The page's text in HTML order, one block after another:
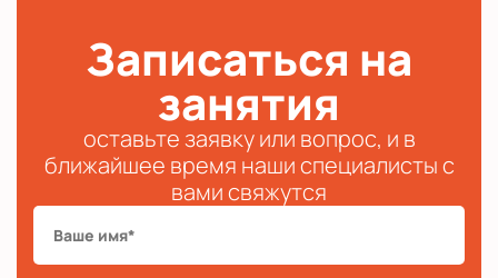
Записаться на
занятия
оставьте заявку или вопрос, и в
ближайшее время наши специалисты с
вами свяжутся